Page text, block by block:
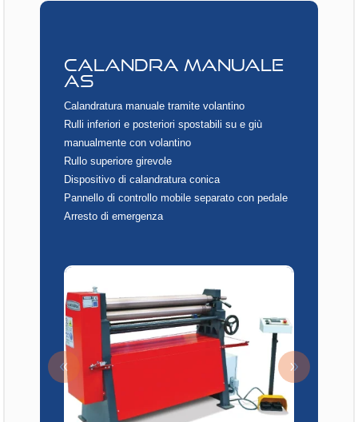
CALANDRA MANUALE
AS
Calandratura manuale tramite volantino
Rulli inferiori e posteriori spostabili su e giù
manualmente con volantino
Rullo superiore girevole
Dispositivo di calandratura conica
Pannello di controllo mobile separato con pedale
Arresto di emergenza